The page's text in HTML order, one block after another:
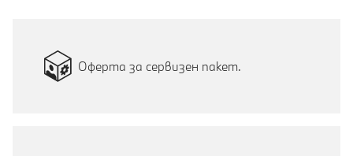
Оферта за сервизен пакет.